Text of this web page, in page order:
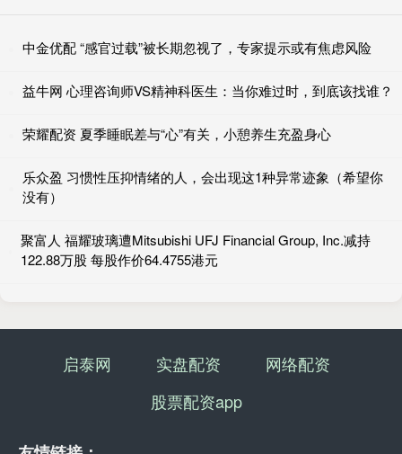
中金优配 “感官过载”被长期忽视了，专家提示或有焦虑风险
益牛网 心理咨询师VS精神科医生：当你难过时，到底该找谁？
荣耀配资 夏季睡眠差与“心”有关，小憩养生充盈身心
乐众盈 习惯性压抑情绪的人，会出现这1种异常迹象（希望你
没有）
聚富人 福耀玻璃遭Mitsubishi UFJ Financial Group, Inc.减持
122.88万股 每股作价64.4755港元
启泰网 实盘配资
网络配资
股票配资app